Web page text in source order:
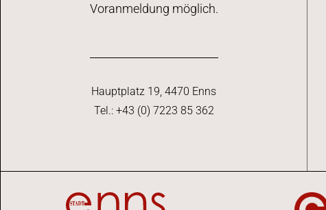
Voranmeldung möglich.
Hauptplatz 19, 4470 Enns
Tel.: +43 (0) 7223 85 362